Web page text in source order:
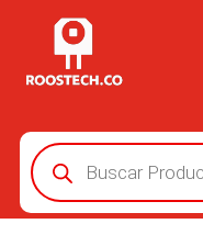
Búsqueda
de
productos